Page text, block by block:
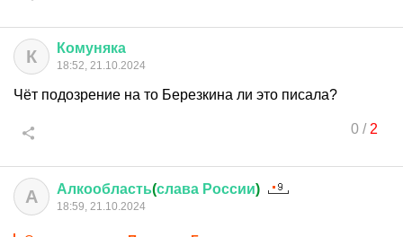
К Комуняка
18:52, 21.10.2024
Чёт подозрение на то Березкина ли это писала?
0/ 2
А Алкообласть(слава России)
18:59, 21.10.2024